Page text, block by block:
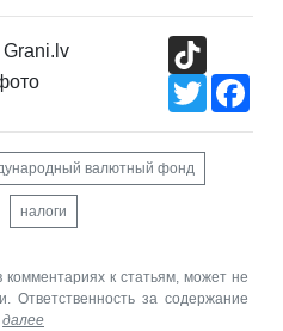
Twitter
валютный фонд
налоги
к статьям, может не
Ответственность за содержание
далее